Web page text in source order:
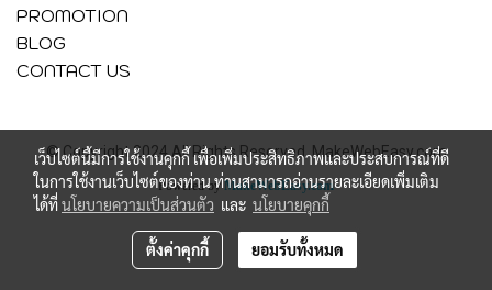
PROMOTION
BLOG
CONTACT US
© Copyright 2024 All Rights Reserved. MakeWebEasy.com
Powered byMakeWebEasy.com
เว็บไซต์นี้มีการใช้งานคุกกี้ เพื่อเพิ่มประสิทธิภาพและประสบการณ์ที่ดี
ในการใช้งานเว็บไซต์ของท่าน ท่านสามารถอ่านรายละเอียดเพิ่มเติม
ได้ที่นโยบายความเป็นส่วนตัว และ นโยบายคุกกี้
ตั้งค่าคุกกี้ ยอมรับทั้งหมด